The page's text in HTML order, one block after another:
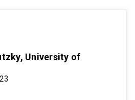
University of